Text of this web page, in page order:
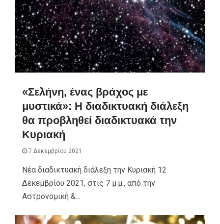
«Σελήνη, ένας βράχος με
μυστικά»: H διαδικτυακή διάλεξη
θα προβληθεί διαδικτυακά την
Κυριακή
7 Δεκεμβρίου 2021
Νέα διαδικτυακή διάλεξη την Κυριακή 12
Δεκεμβρίου 2021, στις 7 μ.μ., από την
Αστρονομική &…